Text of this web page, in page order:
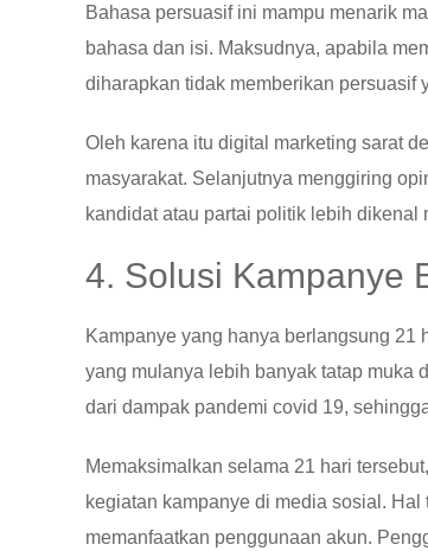
Bahasa persuasif ini mampu menarik
bahasa dan isi. Maksudnya, apabila
diharapkan tidak memberikan persuasif
Oleh karena itu digital marketing sarat
masyarakat. Selanjutnya menggiring
kandidat atau partai politik lebih dikenal
4. Solusi Kampanye
Kampanye yang hanya berlangsung 21
yang mulanya lebih banyak tatap muka
dari dampak pandemi covid 19,
Memaksimalkan selama 21 hari
kegiatan kampanye di media sosial.
memanfaatkan penggunaan akun.